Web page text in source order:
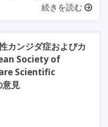
続きを読む
カンジダ症およびカ
Society of
Scientific
見